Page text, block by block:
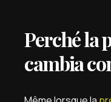
Perché la
cambia